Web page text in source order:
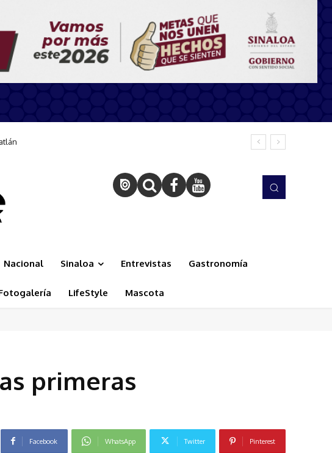
Nacional Sinaloa Entrevistas Gastronomía
LifeStyle Mascota
primeras
Facebook WhatsApp Twitter Pinterest